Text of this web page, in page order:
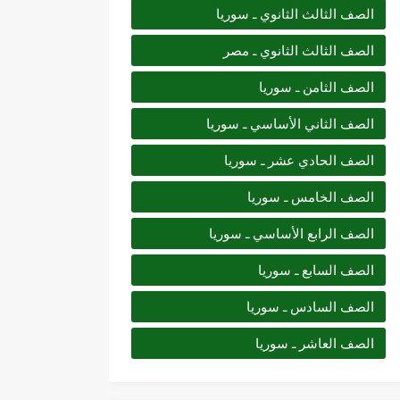
الصف الثالث الثانوي ـ سوريا
الصف الثالث الثانوي ـ مصر
الصف الثامن ـ سوريا
الصف الثاني الأساسي ـ سوريا
الصف الحادي عشر ـ سوريا
الصف الخامس ـ سوريا
الصف الرابع الأساسي ـ سوريا
الصف السابع ـ سوريا
الصف السادس ـ سوريا
الصف العاشر ـ سوريا